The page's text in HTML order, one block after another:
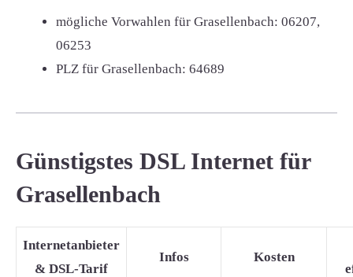
mögliche Vorwahlen für Grasellenbach: 06207,
06253
PLZ für Grasellenbach: 64689
Günstigstes DSL Internet für
Grasellenbach
Internetanbieter
& DSL-Tarif
Infos Kosten